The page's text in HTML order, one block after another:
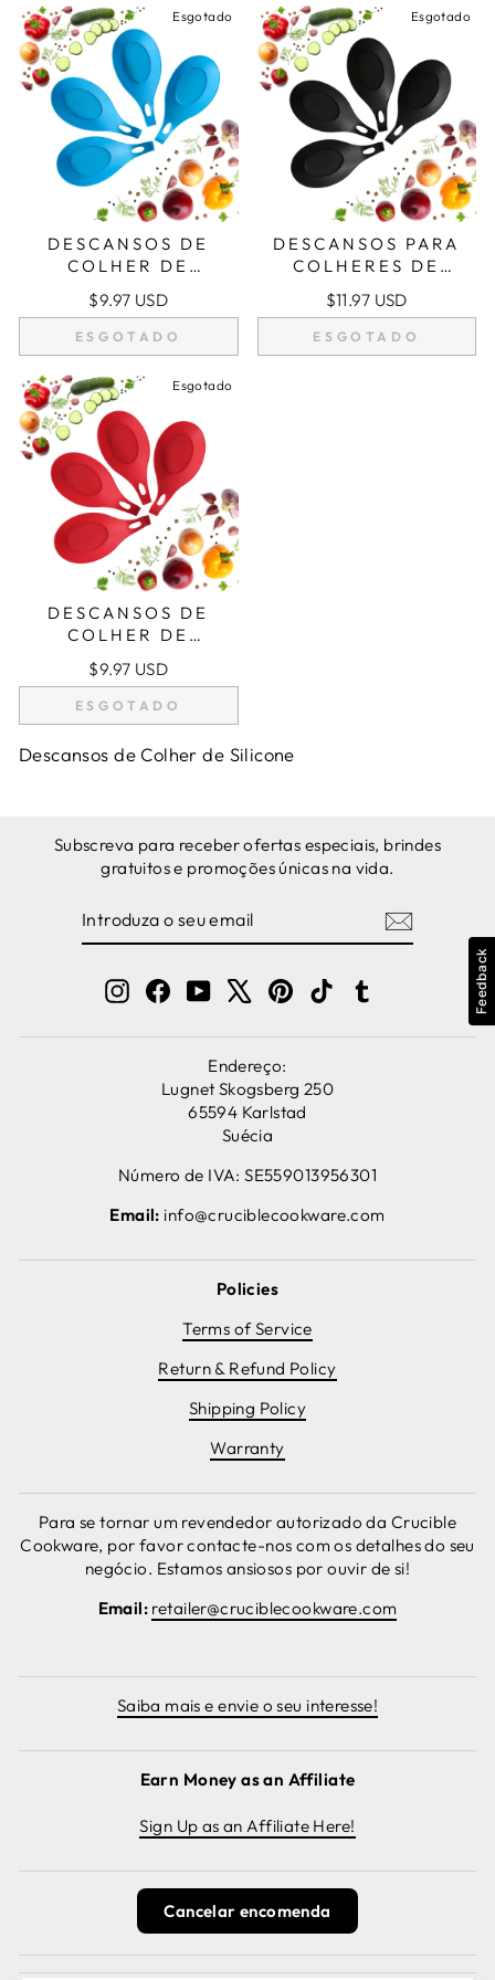
Esgotado
DESCANSOS DE
COLHER DE
SILICONE
(CONJUNTO DE 4) -
TURQUESA
$9.97 USD
ESGOTADO
Esgotado
DESCANSOS PARA
COLHERES DE
SILICONE
(CONJUNTO DE 4) -
PRETO
$11.97 USD
ESGOTADO
Esgotado
DESCANSOS DE
COLHER DE
SILICONE
(CONJUNTO DE 4) -
VERMELHO
$9.97 USD
ESGOTADO
Descansos de Colher de Silicone
Subscreva para receber ofertas especiais, brindes
gratuitos e promoções únicas na vida.
InstagramFacebook
YouTube Pinterest
TikTok
Endereço:
Lugnet Skogsberg 250
65594 Karlstad
Suécia
Número de IVA: SE559013956301
Email: info@cruciblecookware.com
Policies
Terms of Service
Return & Refund Policy
Shipping Policy
Warranty
Para se tornar um revendedor autorizado da Crucible
Cookware, por favor contacte-nos com os detalhes do seu
negócio. Estamos ansiosos por ouvir de si!
Email: retailer@cruciblecookware.com
Saiba mais e envie o seu interesse!
Earn Money as an Affiliate
Sign Up as an Affiliate Here!
Cancelar encomenda
Feedback